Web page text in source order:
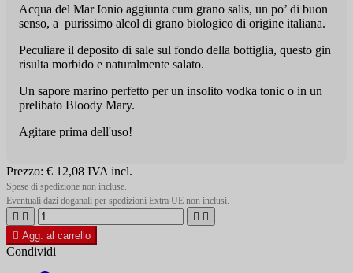
Acqua del Mar Ionio aggiunta cum grano salis, un po’ di buon
senso, a purissimo alcol di grano biologico di origine italiana.
Peculiare il deposito di sale sul fondo della bottiglia, questo gin
risulta morbido e naturalmente salato.
Un sapore marino perfetto per un insolito vodka tonic o in un
prelibato Bloody Mary.
Agitare prima dell'uso!
Prezzo: € 12,08 IVA incl.
Spese di spedizione non incluse.
Eventuali dazi doganali per spedizioni Extra UE non inclusi.
   
 Agg. al carrello
Condividi